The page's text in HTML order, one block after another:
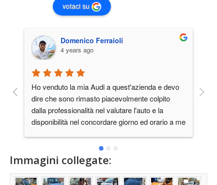
votaci su
Domenico Ferraioli
4 years ago
Ho venduto la mia Audi a quest'azienda e devo
dire che sono rimasto piacevolmente colpito
dalla professionalità nel valutare l'auto e la
disponibilità nel concordare giorno ed orario a me
consiglio.Grazie, vi terrò presente in futuro.
Immagini collegate: